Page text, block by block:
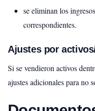
se eliminan los
correspondientes.
Ajustes por
Si se vendieron activos
ajustes adicionales para no